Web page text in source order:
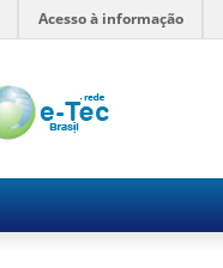
Acesso à informação